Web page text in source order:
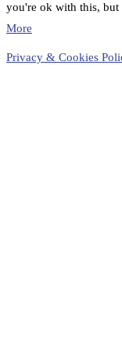
you're ok with this,
More
Privacy & Cookies